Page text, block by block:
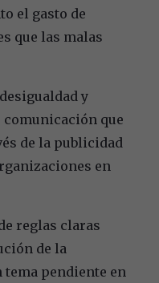
el gasto de
que las malas
y
comunicación que
de la publicidad
en
reglas claras
de la
pendiente en